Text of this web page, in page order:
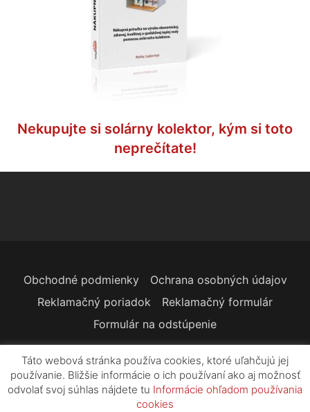
Nekupujte si solárny kolektor, kým si toto
neprečítate!
Obchodné podmienky
Ochrana osobných údajov
Reklamačný poriadok
Reklamačný formulár
Formulár na odstúpenie
Copyright © 2026 Tokyo Solar Slovensko s.r.o |
Všetky práva vyhradené.
Táto webová stránka používa cookies, ktoré uľahčujú jej
používanie. Bližšie informácie o ich používaní ako aj možnosť
odvolať svoj súhlas nájdete tu Informácie ohľadom používania
cookies